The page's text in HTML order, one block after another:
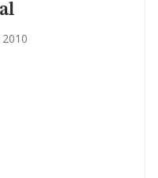
sobre la empresa.
complementaria.